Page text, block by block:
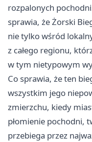
rozpalonych
sprawia, że Żorski
nie tylko wśród
z całego regionu,
w tym nietypowym
Co sprawia, że ten
wszystkim jego
zmierzchu, kiedy
płomienie pochodni,
przebiega przez